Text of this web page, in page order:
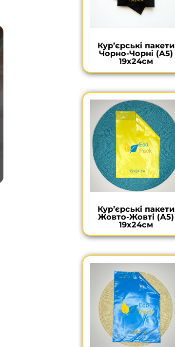
Кур’єрські пакети
Чорно-Чорні (А5)
19х24см
Кур’єрські пакети
Жовто-Жовті (А5)
19х24см